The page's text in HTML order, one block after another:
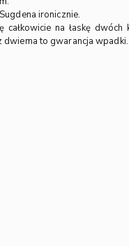
ironicznie.
na łaskę
dwiema to gwarancja wpadki.